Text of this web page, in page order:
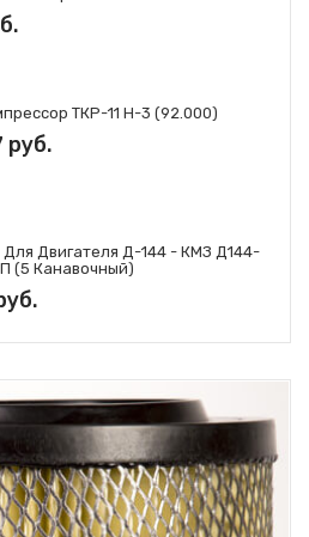
ТКР-11 Н-3 (92.000)
руб.
Двигателя Д-144 - КМЗ Д144-
(5 Канавочный)